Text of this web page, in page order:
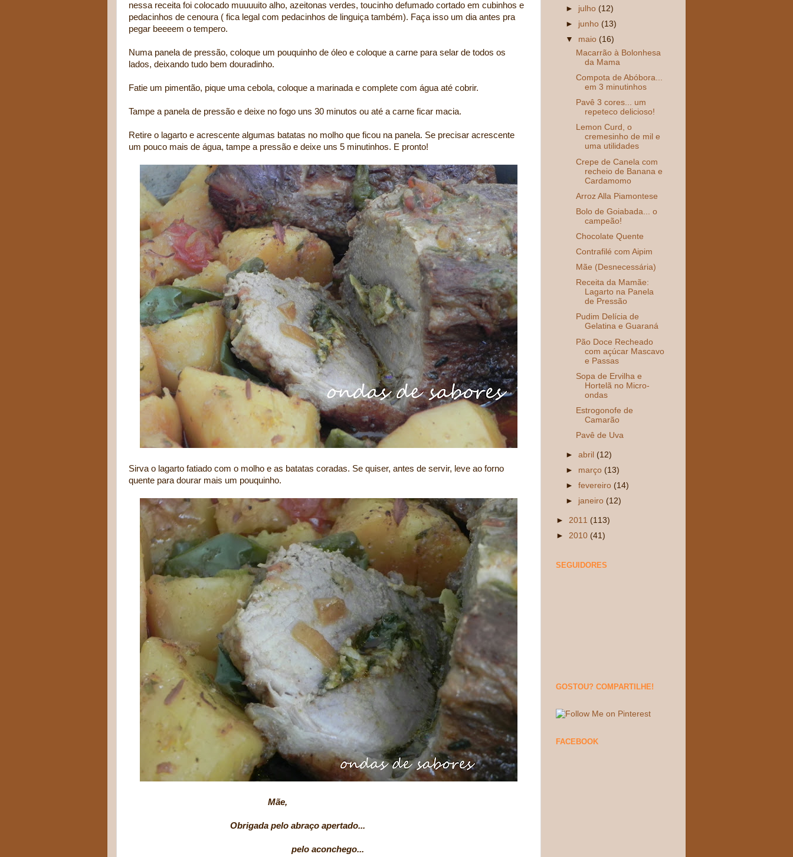
nessa receita foi colocado muuuuito alho, azeitonas verdes, toucinho defumado cortado em cubinhos e
pedacinhos de cenoura ( fica legal com pedacinhos de linguiça também). Faça isso um dia antes pra
pegar beeeem o tempero.
Numa panela de pressão, coloque um pouquinho de óleo e coloque a carne para selar de todos os
lados, deixando tudo bem douradinho.
Fatie um pimentão, pique uma cebola, coloque a marinada e complete com água até cobrir.
Tampe a panela de pressão e deixe no fogo uns 30 minutos ou até a carne ficar macia.
Retire o lagarto e acrescente algumas batatas no molho que ficou na panela. Se precisar acrescente
um pouco mais de água, tampe a pressão e deixe uns 5 minutinhos. E pronto!
Sirva o lagarto fatiado com o molho e as batatas coradas. Se quiser, antes de servir, leve ao forno
quente para dourar mais um pouquinho.
Mãe,
Obrigada pelo abraço apertado...
pelo aconchego...
► julho (12)
► junho (13)
▼ maio (16)
Macarrão à Bolonhesa
da Mama
Compota de Abóbora...
em 3 minutinhos
Pavê 3 cores... um
repeteco delicioso!
Lemon Curd, o
cremesinho de mil e
uma utilidades
Crepe de Canela com
recheio de Banana e
Cardamomo
Arroz Alla Piamontese
Bolo de Goiabada... o
campeão!
Chocolate Quente
Contrafilé com Aipim
Mãe (Desnecessária)
Receita da Mamãe:
Lagarto na Panela
de Pressão
Pudim Delícia de
Gelatina e Guaraná
Pão Doce Recheado
com açúcar Mascavo
e Passas
Sopa de Ervilha e
Hortelã no Micro-
ondas
Estrogonofe de
Camarão
Pavê de Uva
►abril (12)
► março (13)
►fevereiro (14)
► janeiro (12)
► 2011 (113)
► 2010 (41)
SEGUIDORES
GOSTOU? COMPARTILHE!
FACEBOOK